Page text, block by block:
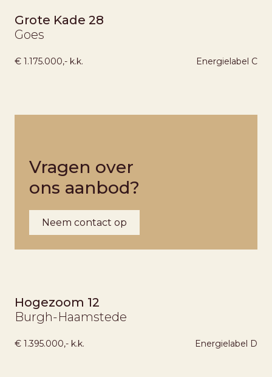
Grote Kade 28
Goes
€ 1.175.000,- k.k. Energielabel C
Vragen over
ons aanbod?
Neem contact op
Hogezoom 12
Burgh-Haamstede
€ 1.395.000,- k.k. Energielabel D